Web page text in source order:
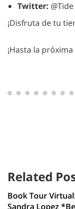
Twitter:
¡Disfruta de tu
¡Hasta la
Related
Book Tour
Sandra Lopez